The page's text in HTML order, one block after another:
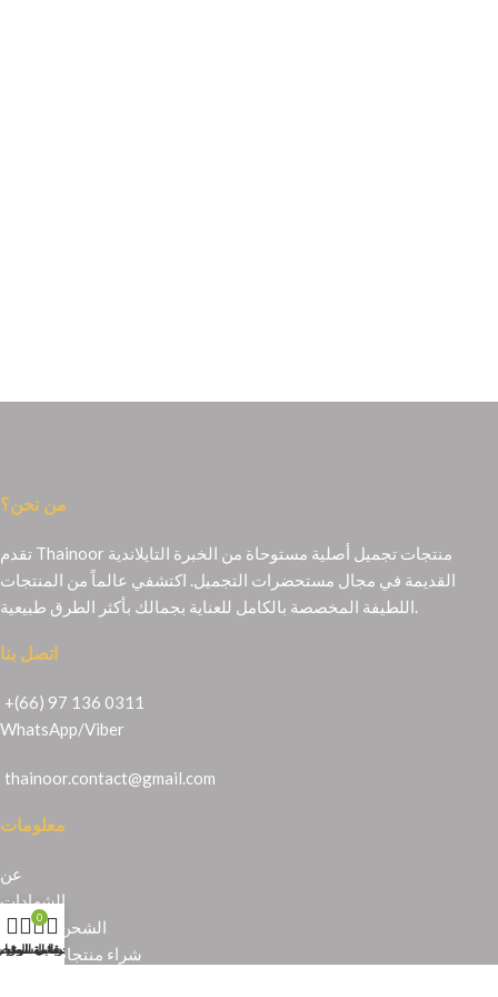
من نحن؟
تقدم Thainoor منتجات تجميل أصلية مستوحاة من الخبرة التايلاندية
القديمة في مجال مستحضرات التجميل. اكتشفي عالماً من المنتجات
اتصل بنا
+(66) 97 136 0311
WhatsApp/Viber
thainoor.contact@gmail.com
معلومات
عن
الشهادات
الشحن والإرجاع
شراء منتجات تايلندية
قائمة
0
عربة التسوق
حسابي